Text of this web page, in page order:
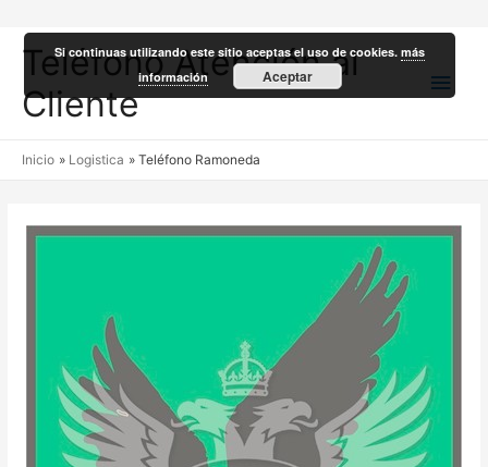
Teléfono Atención al
Cliente
Inicio Logistica Teléfono Ramoneda
Si continuas utilizando este sitio aceptas el uso de cookies.más
información
Aceptar